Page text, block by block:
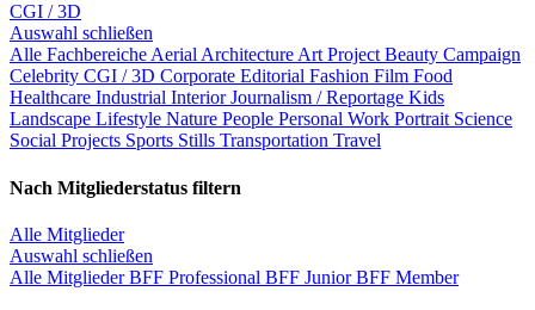
CGI / 3D
Auswahl schließen
Alle Fachbereiche Aerial Architecture Art Project Beauty Campaign
Celebrity CGI / 3D Corporate Editorial Fashion Film Food
Healthcare Industrial InteriorJournalism / Reportage Kids
Landscape Lifestyle Nature People Personal Work Portrait Science
Social Projects Sports Stills Transportation Travel
Nach Mitgliederstatus filtern
Alle Mitglieder
Auswahl schließen
Alle MitgliederBFF Professional BFF JuniorBFF Member